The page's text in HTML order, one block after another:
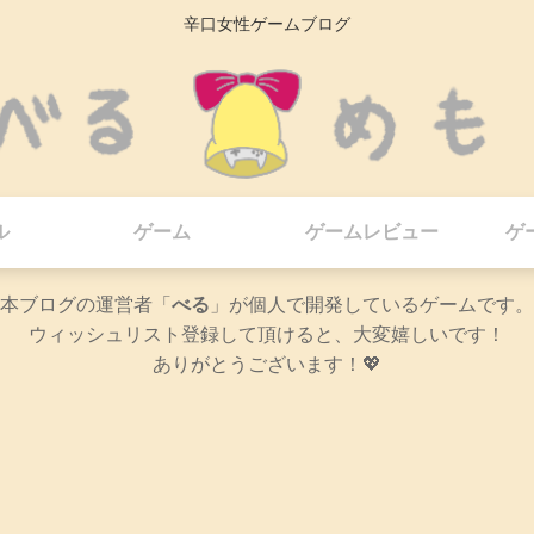
辛口女性ゲームブログ
ゲーム ゲームレビュー ゲ
本ブログの運営者「 べる 」が個人で開発しているゲームです。
ウィッシュリスト登録して頂けると、大変嬉しいです！
ありがとうございます！💖